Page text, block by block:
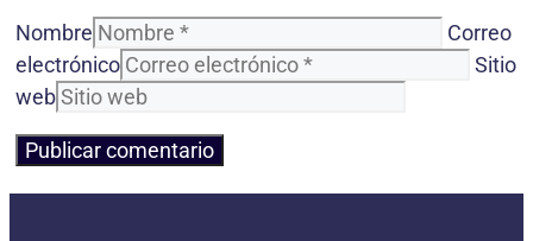
Nombre
Correo
electrónico
Sitio
web